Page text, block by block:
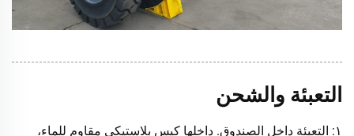
التعبئة والشحن
١: التعبئة داخل الصندوق. داخلها كيس بلاستيكي مقاوم للماء،